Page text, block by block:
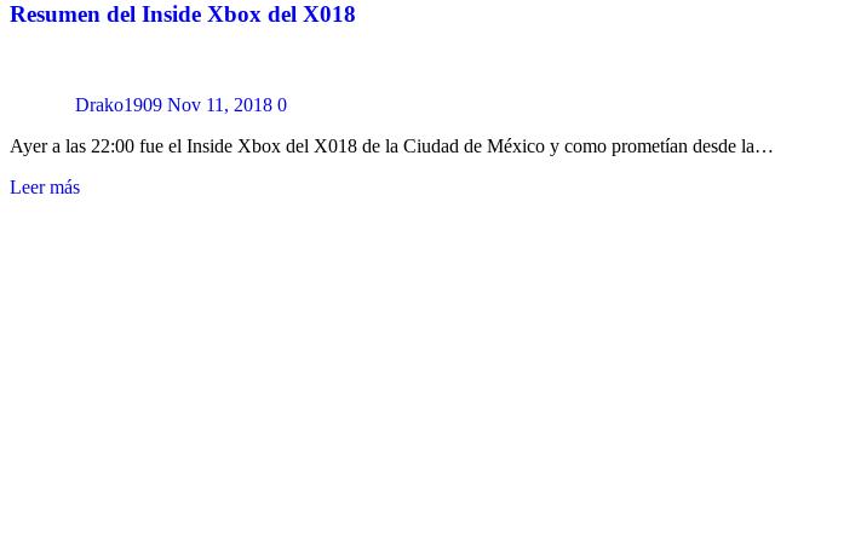
Resumen del Inside Xbox del X018
Drako1909 Nov 11, 2018 0
Ayer a las 22:00 fue el Inside Xbox del X018 de la Ciudad de México y como prometían desde la…
Leer más